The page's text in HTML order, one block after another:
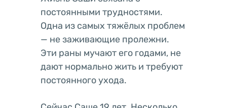
постоянными трудностями.
Одна из самых тяжёлых проблем
— не заживающие пролежни.
Эти раны мучают его годами, не
дают нормально жить и требуют
постоянного ухода.